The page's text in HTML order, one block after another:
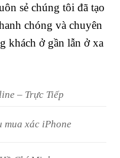
sẻ chúng tôi đã tạo
chóng và chuyên
khách ở gần lẫn ở xa
– Trực Tiếp
mua xác iPhone